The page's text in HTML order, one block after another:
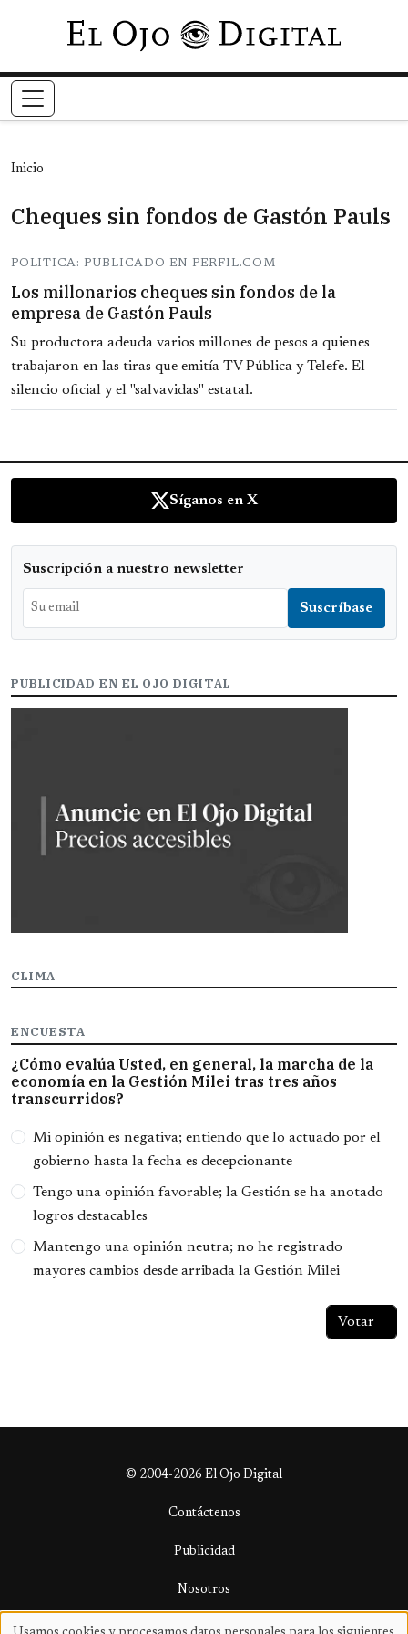
Pasar al contenido principal
Inicio
Cheques sin fondos de Gastón Pauls
POLITICA: PUBLICADO EN PERFIL.COM
Los millonarios cheques sin fondos de la
empresa de Gastón Pauls
Su productora adeuda varios millones de pesos a quienes
trabajaron en las tiras que emitía TV Pública y Telefe. El
silencio oficial y el "salvavidas" estatal.
Síganos en X
Suscripción a nuestro newsletter
PUBLICIDAD EN EL OJO DIGITAL
CLIMA
ENCUESTA
¿Cómo evalúa Usted, en general, la marcha de la
economía en la Gestión Milei tras tres años
transcurridos?
Opciones
Mi opinión es negativa; entiendo que lo actuado por el
gobierno hasta la fecha es decepcionante
Tengo una opinión favorable; la Gestión se ha anotado
logros destacables
Mantengo una opinión neutra; no he registrado
mayores cambios desde arribada la Gestión Milei
© 2004-2026 El Ojo Digital
Contáctenos
Publicidad
Nosotros
Términos y condiciones